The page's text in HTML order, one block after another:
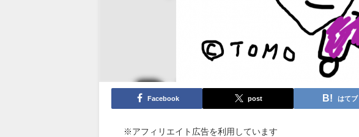
Facebook post はてブ
※アフィリエイト広告を利用しています